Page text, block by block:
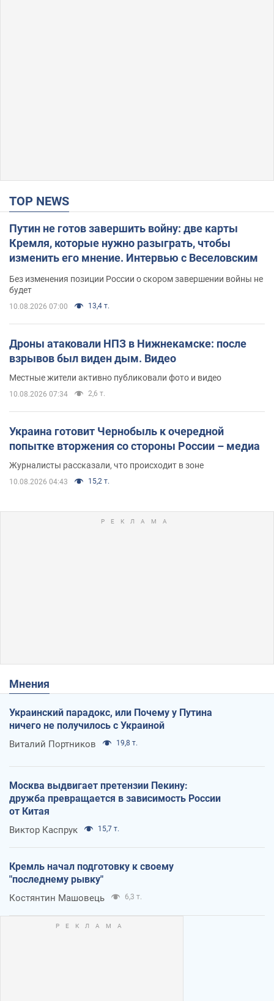
TOP NEWS
Путин не готов завершить войну: две карты
Кремля, которые нужно разыграть, чтобы
изменить его мнение. Интервью с Веселовским
Без изменения позиции России о скором завершении войны не
будет
10.08.2026 07:00 13,4 т.
Дроны атаковали НПЗ в Нижнекамске: после
взрывов был виден дым. Видео
Местные жители активно публиковали фото и видео
10.08.2026 07:34 2,6 т.
Украина готовит Чернобыль к очередной
попытке вторжения со стороны России – медиа
Журналисты рассказали, что происходит в зоне
10.08.2026 04:43 15,2 т.
Мнения
Украинский парадокс, или Почему у Путина
ничего не получилось с Украиной
Виталий Портников 19,8 т.
Москва выдвигает претензии Пекину:
дружба превращается в зависимость России
от Китая
Виктор Каспрук 15,7 т.
Кремль начал подготовку к своему
"последнему рывку"
Костянтин Машовець 6,3 т.